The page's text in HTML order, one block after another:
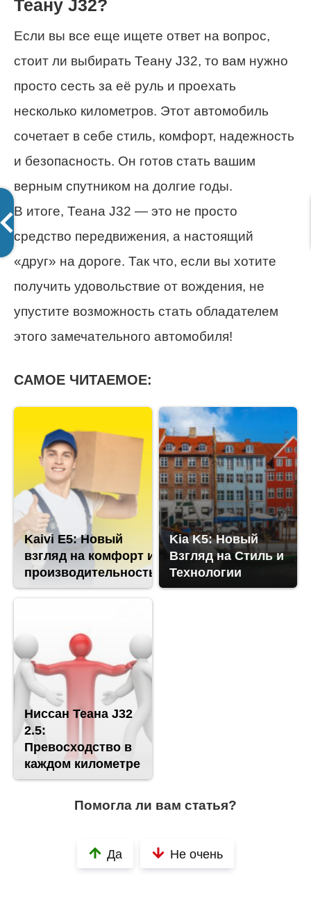
Теану J32?
Если вы все еще ищете ответ на вопрос,
стоит ли выбирать Теану J32, то вам нужно
просто сесть за её руль и проехать
несколько километров. Этот автомобиль
сочетает в себе стиль, комфорт, надежность
и безопасность. Он готов стать вашим
верным спутником на долгие годы.
В итоге, Теана J32 — это не просто
средство передвижения, а настоящий
«друг» на дороге. Так что, если вы хотите
получить удовольствие от вождения, не
упустите возможность стать обладателем
этого замечательного автомобиля!
САМОЕ ЧИТАЕМОЕ:
Kaivi E5: Новый
взгляд на комфорт и
производительность
Kia K5: Новый
Взгляд на Стиль и
Технологии
Ниссан Теана J32
2.5:
Превосходство в
каждом километре
Помогла ли вам статья?
Да Не очень